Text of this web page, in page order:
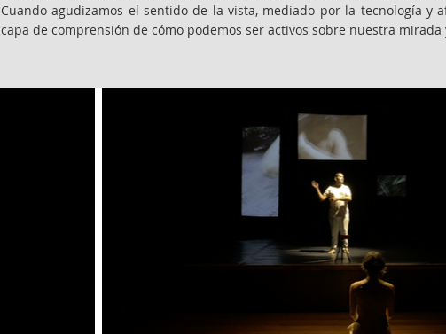
Cuando agudizamos el sentido de la vista, mediado por la tecnología y
capa de comprensión de cómo podemos ser activos sobre nuestra